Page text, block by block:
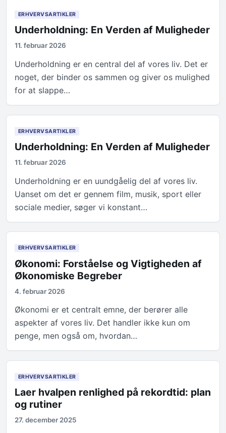
ERHVERVSARTIKLER
Underholdning: En Verden af Muligheder
11. februar 2026
Underholdning er en central del af vores liv. Det er
noget, der binder os sammen og giver os mulighed
for at slappe…
ERHVERVSARTIKLER
Underholdning: En Verden af Muligheder
11. februar 2026
Underholdning er en uundgåelig del af vores liv.
Uanset om det er gennem film, musik, sport eller
sociale medier, søger vi konstant…
ERHVERVSARTIKLER
Økonomi: Forståelse og Vigtigheden af
Økonomiske Begreber
4. februar 2026
Økonomi er et centralt emne, der berører alle
aspekter af vores liv. Det handler ikke kun om
penge, men også om, hvordan…
ERHVERVSARTIKLER
Laer hvalpen renlighed på rekordtid: plan
og rutiner
27. december 2025